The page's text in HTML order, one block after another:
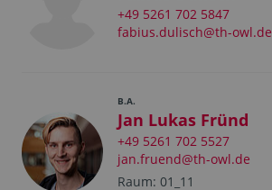
+49 5261 702 5847
fabius.dulisch@th-owl.de
B.A.
Jan Lukas Fründ
+49 5261 702 5527
jan.fruend@th-owl.de
Raum: 01_11